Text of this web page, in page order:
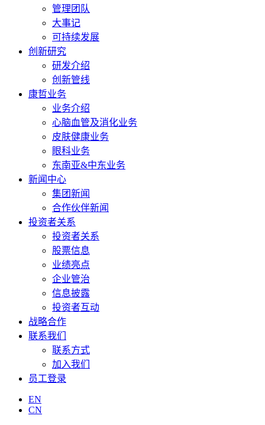
管理团队
大事记
可持续发展
创新研究
研发介绍
创新管线
康哲业务
业务介绍
心脑血管及消化业务
皮肤健康业务
眼科业务
东南亚&中东业务
新闻中心
集团新闻
合作伙伴新闻
投资者关系
投资者关系
股票信息
业绩亮点
企业管治
信息披露
投资者互动
战略合作
联系我们
联系方式
加入我们
员工登录
EN
CN